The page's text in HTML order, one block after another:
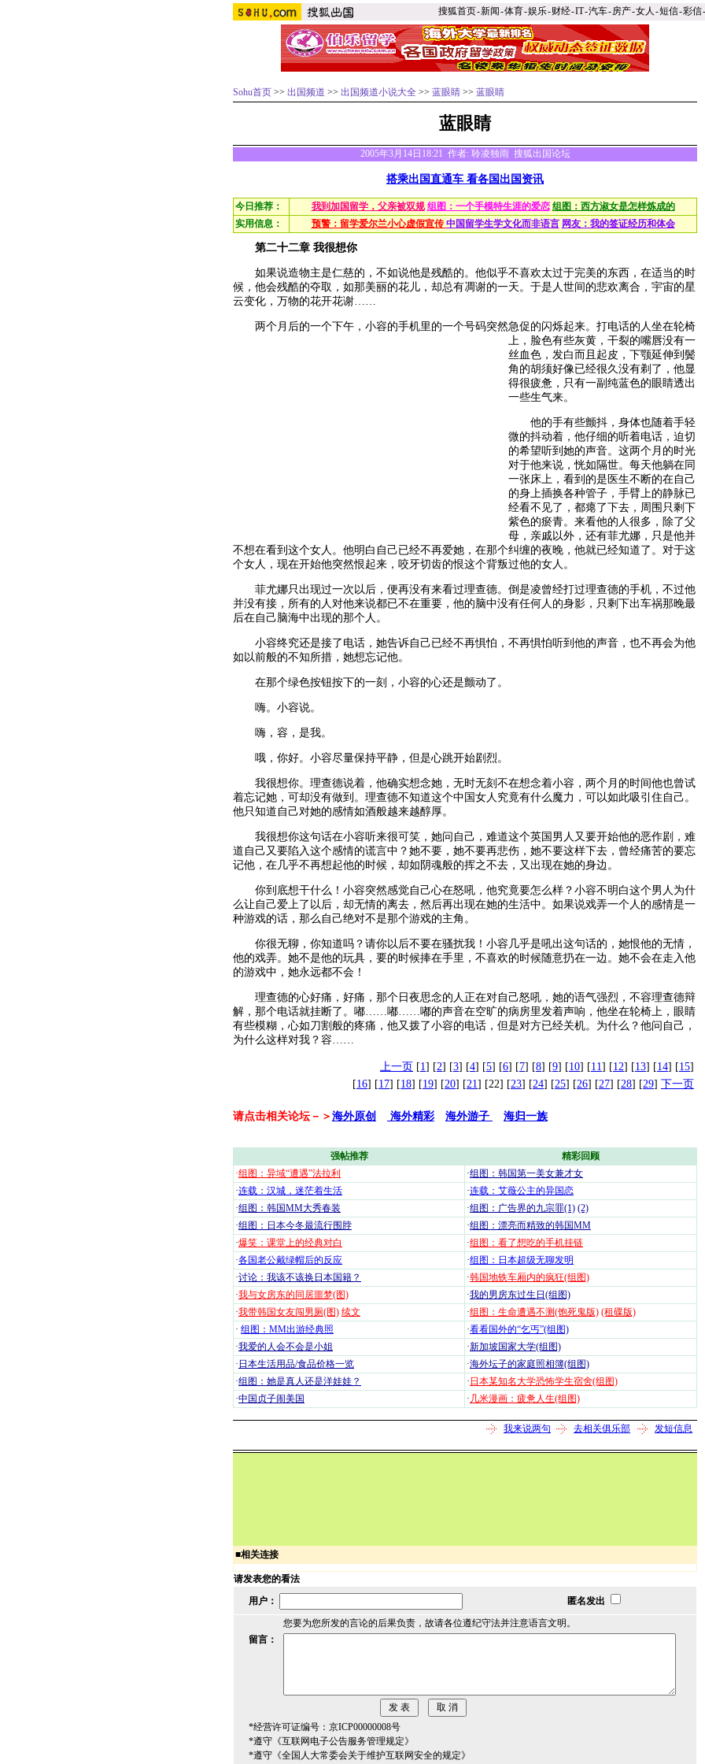
搜狐首页-新闻-体育-娱乐-财经-IT-汽车-房产-女人 -短信-彩信-
Sohu首页 >> 出国频道 >> 出国频道小说大全 >> 蓝眼睛 >> 蓝眼睛
蓝眼睛
2005年3月14日18:21 作者: 聆凌独雨 搜狐出国论坛
搭乘出国直通车 看各国出国资讯
今日推荐： 我到加国留学，父亲被双规 组图：一个手模特生涯的爱恋 组图：西方淑女是怎样炼成的
实用信息：
预警：留学爱尔兰小心虚假宣传 中国留学生学文化而非语言 网友：我的签证经历和体会
第二十二章 我很想你
如果说造物主是仁慈的，不如说他是残酷的。他似乎不喜欢太过于完美的东西，在适当的时
候，他会残酷的夺取，如那美丽的花儿，却总有凋谢的一天。于是人世间的悲欢离合，宇宙的星
云变化，万物的花开花谢……
两个月后的一个下午，小容的手机里的一个号码突然急促的闪烁起来。 打电话的人坐在轮椅
上，脸色有些灰黄，干裂的嘴唇没有一
丝血色，发白而且起皮，下颚延伸到鬓
角的胡须好像已经很久没有剃了，他显
得很疲惫，只有一副纯蓝色的眼睛透出
一些生气来。
他的手有些颤抖，身体也随着手轻
微的抖动着，他仔细的听着电话，迫切
的希望听到她的声音。这两个月的时光
对于他来说，恍如隔世。每天他躺在同
一张床上，看到的是医生不断的在自己
的身上插换各种管子，手臂上的静脉已
经看不见了，都瘪了下去，周围只剩下
紫色的瘀青。来看他的人很多，除了父
母，亲戚以外，还有菲尤娜，只是他并
不想在看到这个女人。他明白自己已经不再爱她，在那个纠缠的夜晚，他就已经知道了。对于这
个女人，现在开始他突然恨起来，咬牙切齿的恨这个背叛过他的女人。
菲尤娜只出现过一次以后，便再没有来看过理查德。倒是凌曾经打过理查德的手机，不过他
并没有接，所有的人对他来说都已不在重要，他的脑中没有任何人的身影，只剩下出车祸那晚最
后在自己脑海中出现的那个人。
小容终究还是接了电话，她告诉自己已经不再惧怕，不再惧怕听到他的声音，也不再会为他
如以前般的不知所措，她想忘记他。
在那个绿色按钮按下的一刻，小容的心还是颤动了。
嗨。小容说。
嗨，容，是我。
哦，你好。小容尽量保持平静，但是心跳开始剧烈。
我很想你。理查德说着，他确实想念她，无时无刻不在想念着小容，两个月的时间他也曾试
着忘记她，可却没有做到。理查德不知道这个中国女人究竟有什么魔力，可以如此吸引住自己。
他只知道自己对她的感情如酒般越来越醇厚。
我很想你这句话在小容听来很可笑，她问自己，难道这个英国男人又要开始他的恶作剧，难
道自己又要陷入这个感情的谎言中？她不要，她不要再悲伤，她不要这样下去，曾经痛苦的要忘
记他，在几乎不再想起他的时候，却如阴魂般的挥之不去，又出现在她的身边。
你到底想干什么！小容突然感觉自己心在怒吼，他究竟要怎么样？小容不明白这个男人为什
么让自己爱上了以后，却无情的离去，然后再出现在她的生活中。如果说戏弄一个人的感情是一
种游戏的话，那么自己绝对不是那个游戏的主角。
你很无聊，你知道吗？请你以后不要在骚扰我！小容几乎是吼出这句话的，她恨他的无情，
他的戏弄。她不是他的玩具，要的时候捧在手里，不喜欢的时候随意扔在一边。她不会在走入他
的游戏中，她永远都不会！
理查德的心好痛，好痛，那个日夜思念的人正在对自己怒吼，她的语气强烈，不容理查德辩
解，那个电话就挂断了。嘟……嘟……嘟的声音在空旷的病房里发着声响，他坐在轮椅上，眼睛
有些模糊，心如刀割般的疼痛，他又拨了小容的电话，但是对方已经关机。为什么？他问自己，
为什么这样对我？容……
上一页 [1] [2] [3] [4] [5] [6] [7] [8] [9] [10] [11] [12] [13] [14] [15]
[16] [17] [18] [19] [20] [21] [22] [23] [24] [25] [26] [27] [28] [29] 下一页
请点击相关论坛－＞ 海外原创 海外精彩 海外游子 海归一族
强帖推荐
精彩回顾
·组图：异域“遭遇”法拉利 ·组图：韩国第一美女兼才女
·连载：汉城，迷茫着生活 ·连载：艾薇公主的异国恋
·组图：韩国MM大秀春装 ·组图：广告界的九宗罪(1) (2)
·组图：日本今冬最流行围脖 ·组图：漂亮而精致的韩国MM
·爆笑：课堂上的经典对白 ·组图：看了想吃的手机挂链
·各国老公戴绿帽后的反应 ·组图：日本超级无聊发明
·讨论：我该不该换日本国籍？ ·韩国地铁车厢内的疯狂(组图)
·我与女房东的同居噩梦(图) ·我的男房东过生日(组图)
·我带韩国女友闯男厕(图) 续文 ·组图：生命遭遇不测(饱死鬼版) (租碟版)
· 组图：MM出游经典照 ·看看国外的“乞丐”(组图)
·我爱的人会不会是小姐 ·新加坡国家大学(组图)
· 日本生活用品/食品价格一览 ·海外坛子的家庭照相簿(组图)
·组图：她是真人还是洋娃娃？ · 日本某知名大学恐怖学生宿舍(组图)
·中国贞子闹美国 · 几米漫画：疲惫人生(组图)
我来说两句 去相关俱乐部 发短信息
■相关连接
请发表您的看法
用户：
匿名发出
您要为您所发的言论的后果负责，故请各位遵纪守法并注意语言文明。
留言：
*经营许可证编号：京ICP00000008号
*遵守《互联网电子公告服务管理规定》
*遵守《全国人大常委会关于维护互联网安全的规定》